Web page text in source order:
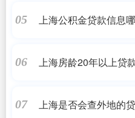
05
上海公积金贷款信息
06 上海房龄20年以上
07
上海是否会查外地的